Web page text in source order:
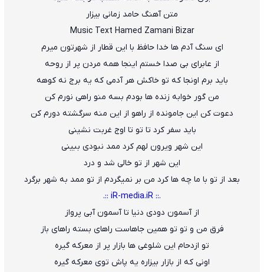
متن آهنگ حامد زمانی بیزار
Music Text Hamed Zamani Bizar
ای سنگ آدم ها خدا حافظ با این قطار از شهرتون میرم
از عابرای بی صدا خستم اینجا همه مردن پر از روحه
باید برم اونجا که تو خاکش هر آدمی که یه برج نه کوهه
من گور خوابه زنده ها بودم بسه منو راهی نورم کن
دعوت کن این جامونده از راهو از این منه سرگشته دورم کن
باید سفر کرد تا تو تا اوج غربت نشینی
این شهر ویرون لهم کرد ممد نبودی ببینی
این شهر از تو خالی شد و درد
بعد از تو با ما چه ها کرد من بر نمیگردم از تو ممد به شهر برگرد
.:: iR-media.iR ::.
از آسمون دودی دنیا تا آسمون آبی پرواز
فرق من و تو تو همین جاهاست راهای بسته راهای باز
تو ازدحام این شلوغی ها بازار پر از معرکه گیره
اونی که از بازار بیزاره یه پاش توی معرکه گیره